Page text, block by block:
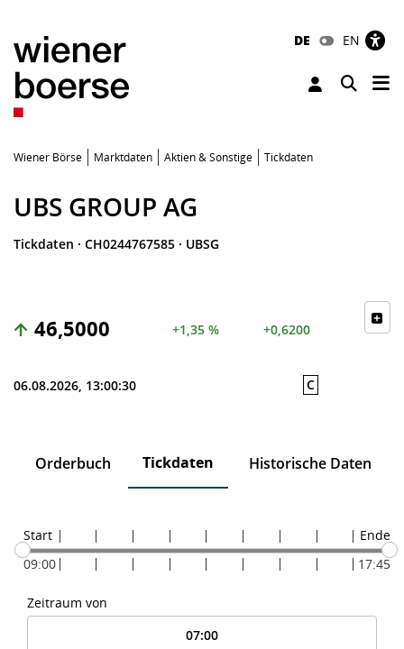
DE EN
Toggle
Wiener Börse Marktdaten Aktien & Sonstige Tickdaten
UBS GROUP AG
Tickdaten · CH0244767585 · UBSG
46,5000 +1,35 % +0,6200
06.08.2026, 13:00:30 C
Orderbuch Tickdaten Historische Daten
Start
09:00
Ende
17:45
Zeitraum von